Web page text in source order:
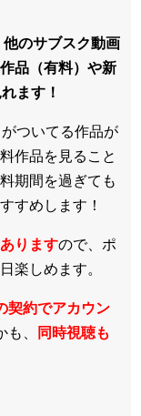
他のサブスク動画
品（有料）や新
ます！
がついてる作品が
作品を見ること
期間を過ぎても
すめします！
りますので、ポ
楽しめます。
契約でアカウン
も、
同時視聴も